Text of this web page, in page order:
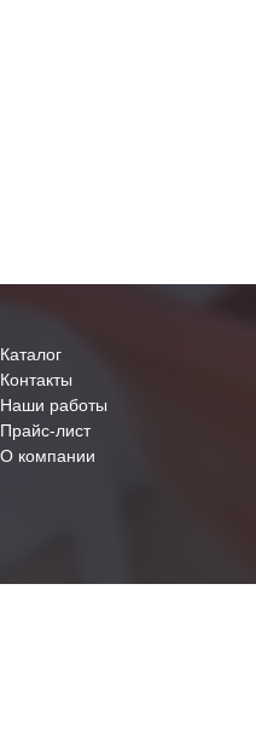
Каталог
Контакты
Наши работы
Прайс-лист
О компании